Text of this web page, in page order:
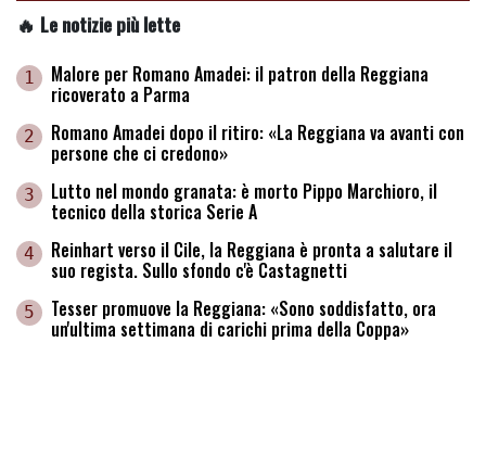
🔥 Le notizie più lette
1 Malore per Romano Amadei: il patron della Reggiana
ricoverato a Parma
2 Romano Amadei dopo il ritiro: «La Reggiana va avanti con
persone che ci credono»
3 Lutto nel mondo granata: è morto Pippo Marchioro, il
tecnico della storica Serie A
4 Reinhart verso il Cile, la Reggiana è pronta a salutare il
suo regista. Sullo sfondo c'è Castagnetti
5 Tesser promuove la Reggiana: «Sono soddisfatto, ora
un'ultima settimana di carichi prima della Coppa»